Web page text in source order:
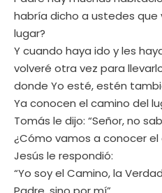
habría dicho a ustedes que
lugar?
Y cuando haya ido y les
volveré otra vez para
donde Yo esté, estén
Ya conocen el camino del
Tomás le dijo: “Señor, no
¿Cómo vamos a conocer el
Jesús le respondió:
“Yo soy el Camino, la